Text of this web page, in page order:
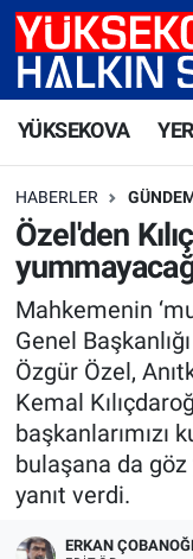
YÜKSEKOVA
HABERLER
Özel'den
Mahkemenin
Genel
Özgür Özel,
Kemal
başkanlarımızı
bulaşana da
yanıt verdi.
ERKAN
Yüksekova
Süper Lig
Tüm
Son Dakika
Haber Arşivi